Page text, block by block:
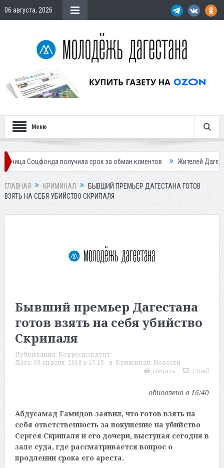
06 августа, 2026
Меню
получила срок за обман клиентов Жителей Дагестана
ГЛАВНАЯ КРИМИНАЛ
БЫВШИЙ ПРЕМЬЕР ДАГЕСТАНА ГОТОВ
ВЗЯТЬ НА СЕБЯ УБИЙСТВО СКРИПАЛЯ
Бывший премьер Дагестана
готов взять на себя убийство
Скрипаля
Публикация: Корреспондент
Дата: 03 апреля, 2018 в 15:13 в: Криминал, Новости
Печать
Email
обновлено в 16:40
Абдусамад Гамидов заявил, что готов взять на
себя ответственность за покушение на убийство
Сергея Скрипаля и его дочери, выступая сегодня в
зале суда, где рассматривается вопрос о
продлении срока его ареста.